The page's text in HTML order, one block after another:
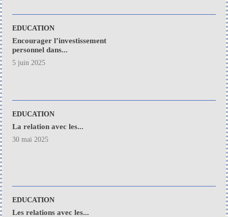
EDUCATION
Encourager l’investissement
personnel dans...
5 juin 2025
EDUCATION
La relation avec les...
30 mai 2025
EDUCATION
Les relations avec les...